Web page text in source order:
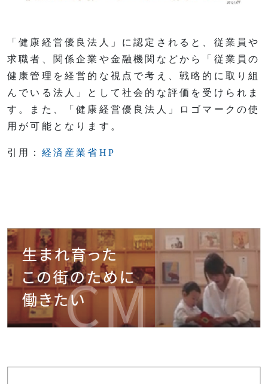
「健康経営優良法人」に認定されると、従業員や
求職者、関係企業や金融機関などから「従業員の
健康管理を経営的な視点で考え、戦略的に取り組
んでいる法人」として社会的な評価を受けられま
す。また、「健康経営優良法人」ロゴマークの使
用が可能となります。
引用： 経済産業省HP